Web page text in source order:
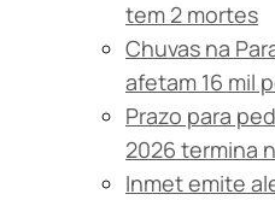
tem 2 mortes
Chuvas na
afetam 16 mil
Prazo para
2026 termina
Inmet emite